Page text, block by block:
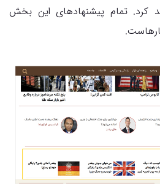
کرد. تمام پیشنهادهای این بخش